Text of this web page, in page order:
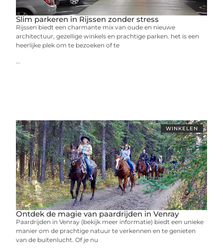
Slim parkeren in Rijssen zonder stress
Rijssen biedt een charmante mix van oude en nieuwe
architectuur, gezellige winkels en prachtige parken. het is een
heerlijke plek om te bezoeken of te
...
WINKELEN
Ontdek de magie van paardrijden in Venray
Paardrijden in Venray (bekijk meer informatie) biedt een unieke
manier om de prachtige natuur te verkennen en te genieten
van de buitenlucht. Of je nu